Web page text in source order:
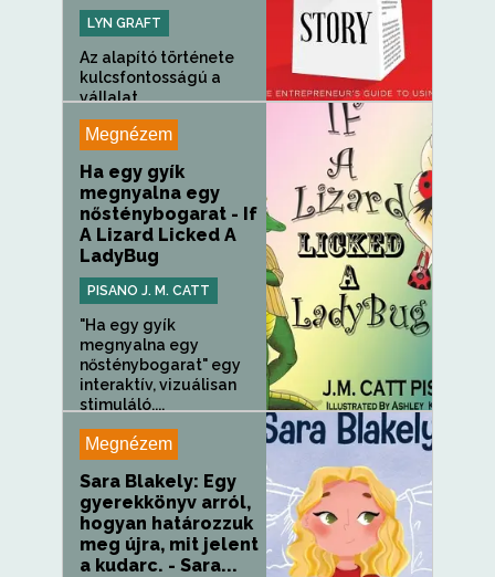
LYN GRAFT
Az alapító története
kulcsfontosságú a
vállalat...
Megnézem
Ha egy gyík
megnyalna egy
nősténybogarat - If
A Lizard Licked A
LadyBug
PISANO J. M. CATT
"Ha egy gyík
megnyalna egy
nősténybogarat" egy
interaktív, vizuálisan
stimuláló,...
Megnézem
Sara Blakely: Egy
gyerekkönyv arról,
hogyan határozzuk
meg újra, mit jelent
a kudarc. - Sara...